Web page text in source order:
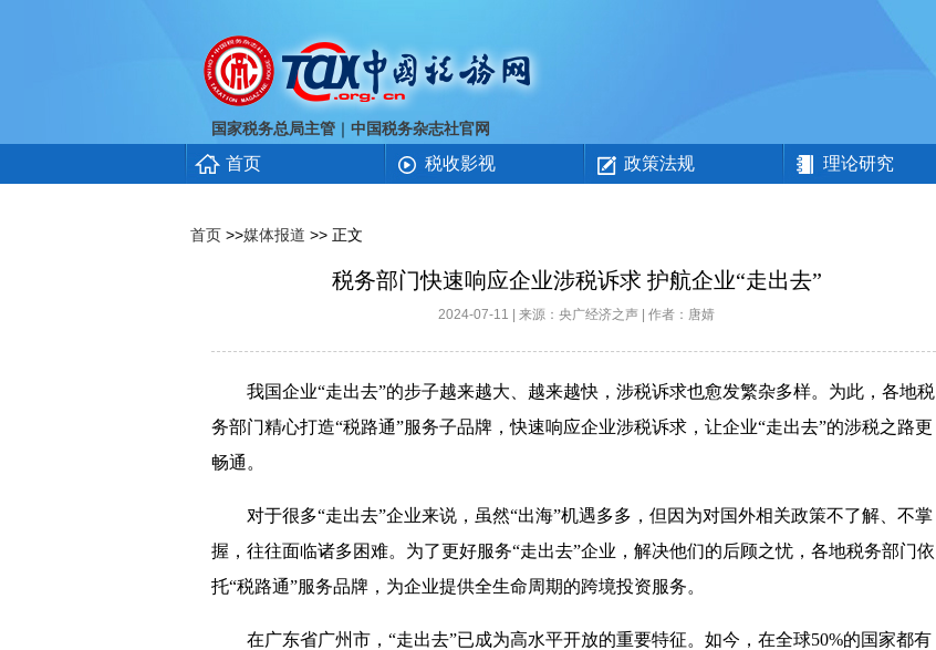
国家税务总局主管 ｜ 中国税务杂志社官网
首页 税收影视 政策法规 理论研究
首页 >>媒体报道 >> 正文
税务部门快速响应企业涉税诉求 护航企业“走出去”
2024-07-11 | 来源：央广经济之声 | 作者：唐婧
我国企业“走出去”的步子越来越大、越来越快，涉税诉求也愈发繁杂多样。为此，各地税
务部门精心打造“税路通”服务子品牌，快速响应企业涉税诉求，让企业“走出去”的涉税之路更
畅通。
对于很多“走出去”企业来说，虽然“出海”机遇多多，但因为对国外相关政策不了解、不掌
握，往往面临诸多困难。为了更好服务“走出去”企业，解决他们的后顾之忧，各地税务部门依
托“税路通”服务品牌，为企业提供全生命周期的跨境投资服务。
在广东省广州市，“走出去”已成为高水平开放的重要特征。如今，在全球50%的国家都有